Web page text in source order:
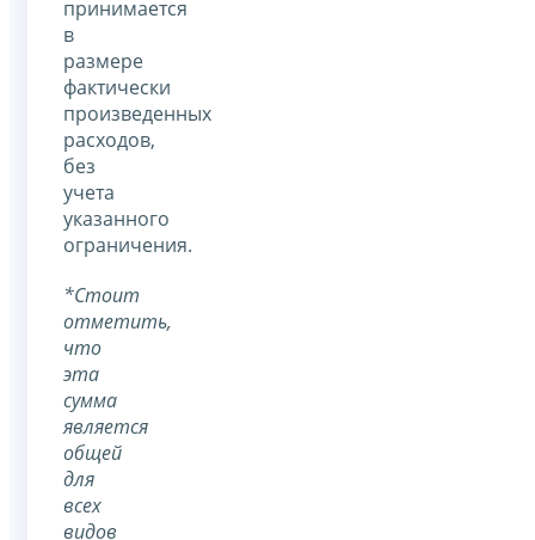
принимается
в
размере
фактически
произведенных
расходов,
без
учета
указанного
ограничения.
*Стоит
отметить,
что
эта
сумма
является
общей
для
всех
видов